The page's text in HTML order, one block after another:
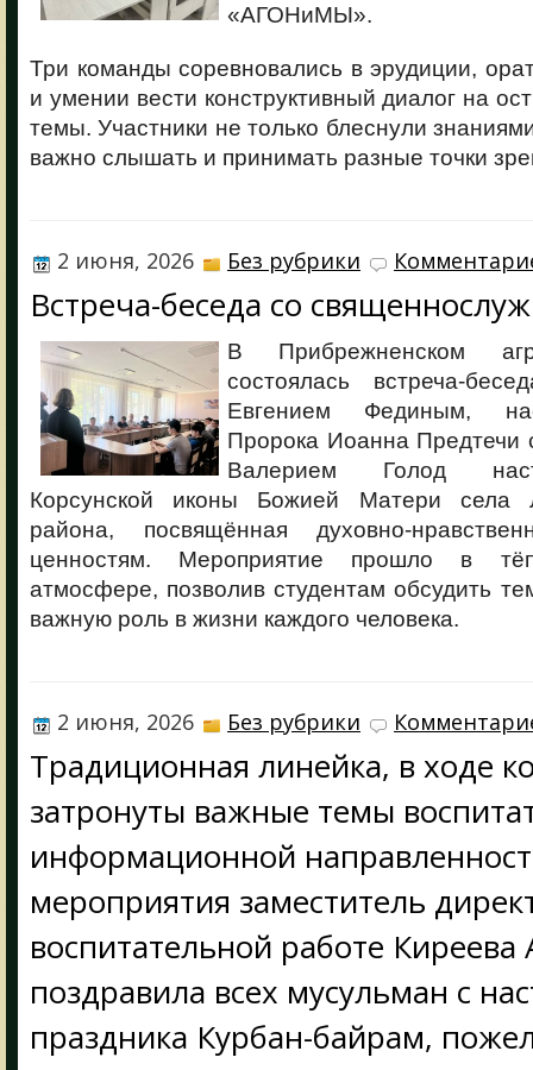
«АГОНиМЫ».
Три команды соревновались в эрудиции,
и умении вести конструктивный диалог на
темы. Участники не только блеснули
важно слышать и принимать разные точки
2 июня, 2026 Без рубрики
Встреча-беседа со
В Прибрежненском
состоялась встреча-
Евгением Фединым,
Пророка Иоанна Предтечи
Валерием Голод
Корсунской иконы Божией Матери села
района, посвящённая духовно-
ценностям. Мероприятие прошло в
атмосфере, позволив студентам обсудить
важную роль в жизни каждого человека.
2 июня, 2026 Без рубрики
Традиционная линейка, в ходе
затронуты важные темы
информационной
мероприятия заместитель
воспитательной работе Киреева
поздравила всех мусульман с
праздника Курбан-байрам,